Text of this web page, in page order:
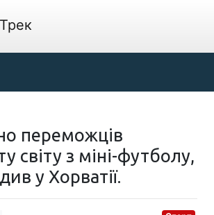
переможців
світу з міні-футболу,
у Хорватії.